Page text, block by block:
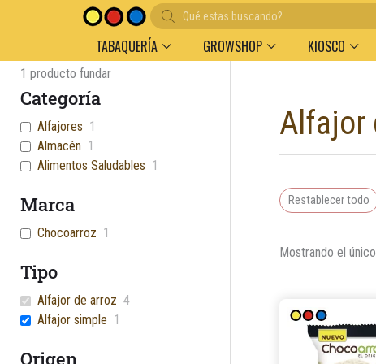
Búsqueda
de
productos
TABAQUERÍA GROWSHOP KIOSCO
1 producto fundar
Categoría
Alfajores 1
Almacén 1
Alimentos Saludables 1
Marca
Chocoarroz 1
Tipo
Alfajor de arroz 4
Alfajor simple 1
Origen
Alfajor
Restablecer todo
Mostrando el